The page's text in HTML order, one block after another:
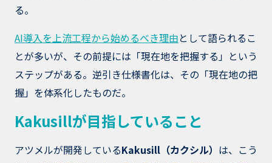
る。
AI導入を上流工程から始めるべき理由として語られるこ
とが多いが、その前提には「現在地を把握する」という
ステップがある。逆引き仕様書化は、その「現在地の把
握」を体系化したものだ。
Kakusillが目指していること
アツメルが開発しているKakusill（カクシル） は、こう